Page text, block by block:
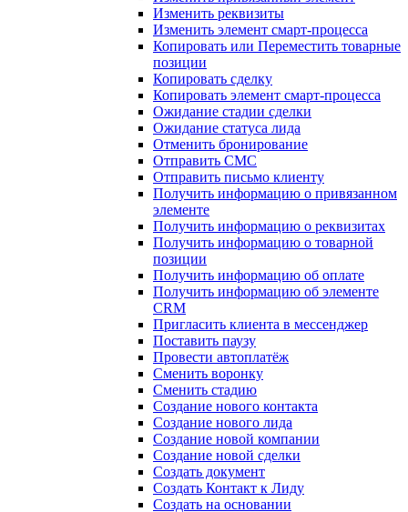
Изменить реквизиты
Изменить элемент смарт-процесса
Копировать или Переместить товарные
позиции
Копировать сделку
Копировать элемент смарт-процесса
Ожидание стадии сделки
Ожидание статуса лида
Отменить бронирование
Отправить СМС
Отправить письмо клиенту
Получить информацию о привязанном
элементе
Получить информацию о реквизитах
Получить информацию о товарной
позиции
Получить информацию об оплате
Получить информацию об элементе
CRM
Пригласить клиента в мессенджер
Поставить паузу
Провести автоплатёж
Сменить воронку
Сменить стадию
Создание нового контакта
Создание нового лида
Создание новой компании
Создание новой сделки
Создать документ
Создать Контакт к Лиду
Создать на основании